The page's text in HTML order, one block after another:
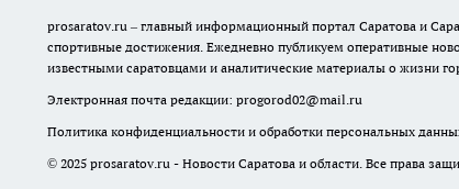
prosaratov.ru – главный информационный портал Саратова и
спортивные достижения. Ежедневно публикуем оперативные
известными саратовцами и аналитические материалы о жизни
Электронная почта редакции: progorod02@mail.ru
Политика конфиденциальности и обработки персональных
© 2025 prosaratov.ru - Новости Саратова и области. Все права